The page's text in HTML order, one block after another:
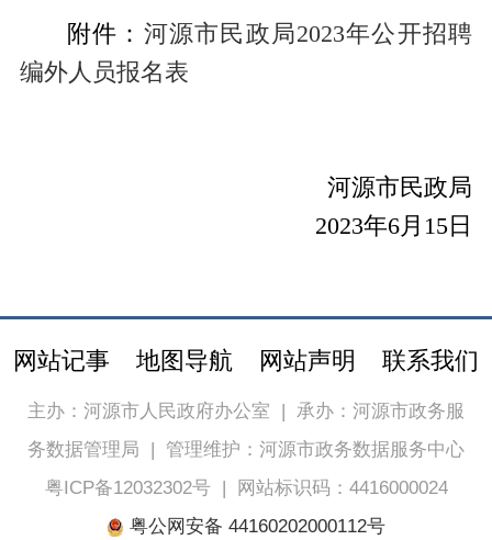
附件： 河源市民政局2023年公开招聘
编外人员报名表
河源市民政局
2023年6月 1 5 日
网站记事 地图导航 网站声明 联系我们
主办：河源市人民政府办公室 | 承办：河源市政务服
务数据管理局 | 管理维护：河源市政务数据服务中心
粤ICP备12032302号|
网站标识码：4416000024
粤公网安备 44160202000112号